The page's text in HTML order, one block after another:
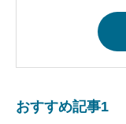
おすすめ記事1